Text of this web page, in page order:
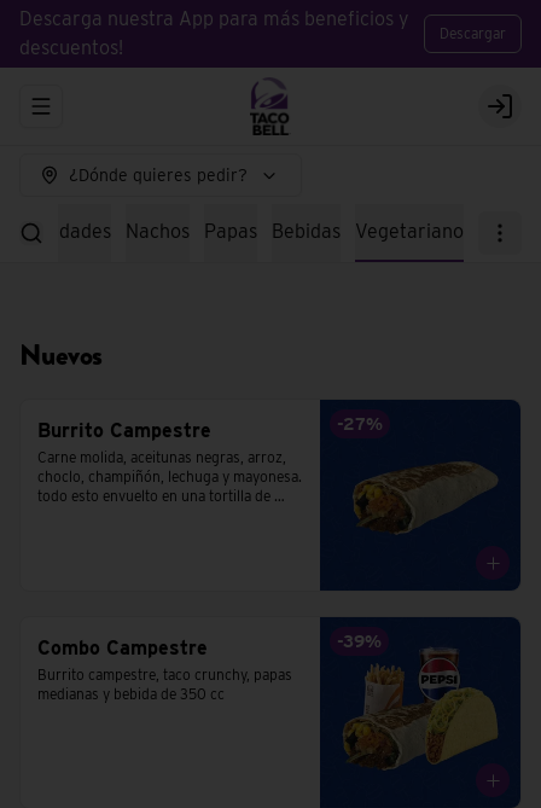
Descarga nuestra App para más beneficios y
descuentos!
Descargar
Abrir menu de navegación Login
¿Dónde quieres pedir?
Nachos Papas Bebidas Vegetariano
Nuevos
-27%
Burrito Campestre
Carne molida, aceitunas negras, arroz,
choclo, champiñón, lechuga y mayonesa.
todo esto envuelto en una tortilla de
-39%
Combo Campestre
Burrito campestre, taco crunchy, papas
medianas y bebida de 350 cc